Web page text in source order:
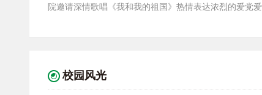
院邀请 深情歌唱《我和我的祖国》 热情表达浓烈的爱党爱
校园风光